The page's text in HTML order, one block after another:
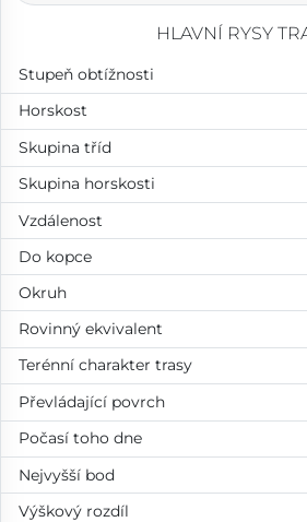
HLAVNÍ RYSY
Stupeň obtížnosti
Horskost
Skupina tříd
Skupina horskosti
Vzdálenost
Do kopce
Okruh
Rovinný ekvivalent
Terénní charakter trasy
Převládající povrch
Počasí toho dne
Nejvyšší bod
Výškový rozdíl